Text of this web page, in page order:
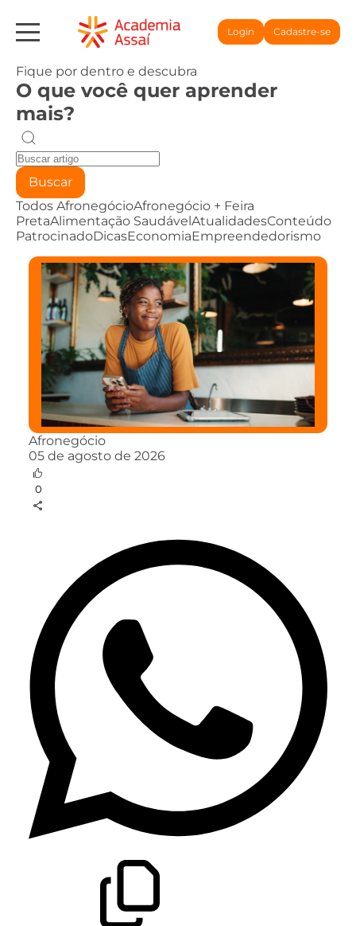
Login Cadastre-se
Fique por dentro e descubra
O que você quer aprender
mais?
Buscar
Todos AfronegócioAfronegócio + Feira
PretaAlimentação SaudávelAtualidadesConteúdo
PatrocinadoDicasEconomiaEmpreendedorismo
Afronegócio
05 de agosto de 2026
0